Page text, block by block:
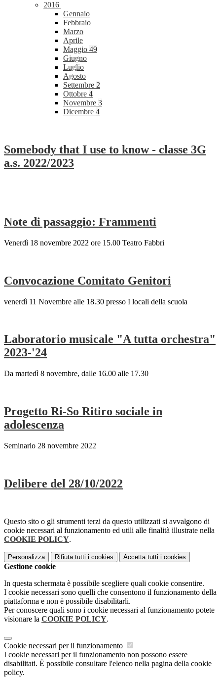
2016
Gennaio
Febbraio
Marzo
Aprile
Maggio 49
Giugno
Luglio
Agosto
Settembre 2
Ottobre 4
Novembre 3
Dicembre 4
Somebody that I use to know - classe 3G
a.s. 2022/2023
Note di passaggio: Frammenti
Venerdì 18 novembre 2022 ore 15.00 Teatro Fabbri
Convocazione Comitato Genitori
venerdì 11 Novembre alle 18.30 presso I locali della scuola
Laboratorio musicale "A tutta orchestra"
2023-'24
Da martedì 8 novembre, dalle 16.00 alle 17.30
Progetto Ri-So Ritiro sociale in
adolescenza
Seminario 28 novembre 2022
Delibere del 28/10/2022
Questo sito o gli strumenti terzi da questo utilizzati si avvalgono di
cookie necessari al funzionamento ed utili alle finalità illustrate nella
COOKIE POLICY.
Personalizza Rifiuta tutti i cookies Accetta tutti i cookies
Gestione cookie
In questa schermata è possibile scegliere quali cookie consentire.
I cookie necessari sono quelli che consentono il funzionamento della
piattaforma e non è possibile disabilitarli.
Per conoscere quali sono i cookie necessari al funzionamento potete
visionare la COOKIE POLICY.
Cookie necessari per il funzionamento
I cookie necessari per il funzionamento non possono essere
disabilitati. È possibile consultare l'elenco nella pagina della cookie
policy.